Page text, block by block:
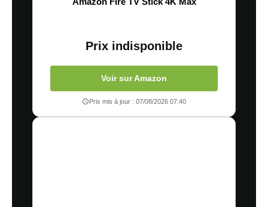
Prix indisponible
Voir sur Amazon
Prix mis à jour : 07/08/2026 07:40